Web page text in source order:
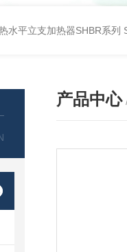
水平立支加热器SHBR系列
产品中心